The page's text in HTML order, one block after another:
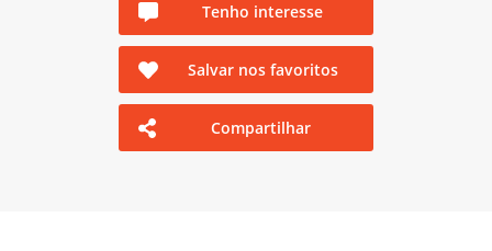
Tenho interesse
Salvar nos favoritos
Compartilhar